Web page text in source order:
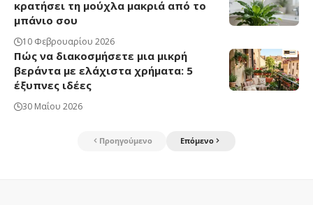
κρατήσει τη μούχλα μακριά από το
μπάνιο σου
10 Φεβρουαρίου 2026
Πώς να διακοσμήσετε μια μικρή
βεράντα με ελάχιστα χρήματα: 5
έξυπνες ιδέες
30 Μαΐου 2026
Προηγούμενο Επόμενο